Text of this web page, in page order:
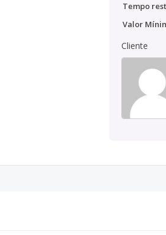
Tempo
Valor
Cliente